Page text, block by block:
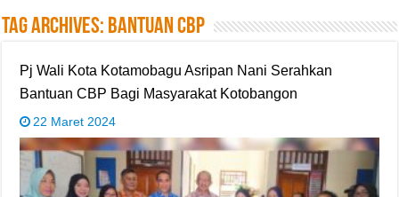
Tag Archives: Bantuan CBP
Pj Wali Kota Kotamobagu Asripan Nani Serahkan
Bantuan CBP Bagi Masyarakat Kotobangon
22 Maret 2024